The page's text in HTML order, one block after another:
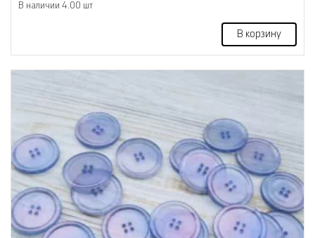
В наличии 4.00 шт
В корзину